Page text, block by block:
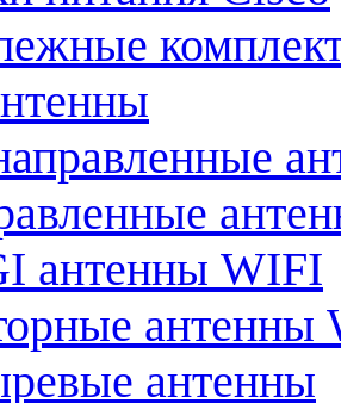
антенны WIFI
антенны
антенны